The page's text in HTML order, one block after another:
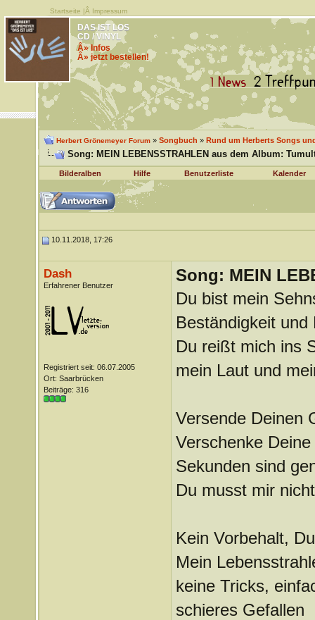
Startseite |Â Impressum
DAS IST LOS
CD / VINYL
Â» Infos
Â» jetzt bestellen!
Herbert Grönemeyer Forum» Songbuch » Rund um Herberts Songs
Song: MEIN LEBENSSTRAHLEN aus dem Album:
Bilderalben Hilfe Benutzerliste Kalender
10.11.2018, 17:26
Dash
Erfahrener Benutzer
Registriert seit: 06.07.2005
Ort: Saarbrücken
Beiträge: 316
Song: MEIN
Du bist mein
Beständigkeit und
Du reißt mich ins
mein Laut und
Versende Deinen
Verschenke Deine
Sekunden sind
Du musst mir
Kein Vorbehalt,
Mein
keine Tricks,
schieres Gefallen